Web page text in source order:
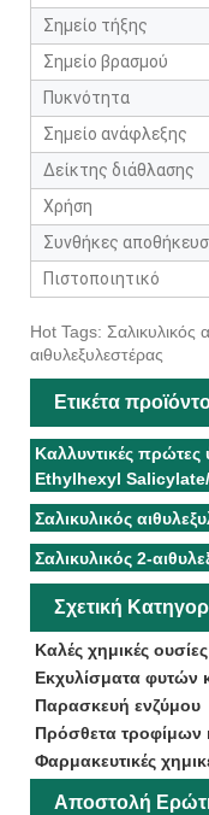
Σημείο τήξης
Σημείο βρασμού
Πυκνότητα
Σημείο ανάφλεξης
Δείκτης διάθλασης
Χρήση
Συνθήκες
Πιστοποιητικό
Hot Tags: Σαλικυλικός
αιθυλεξυλεστέρας
Ετικέτα
Καλλυντικές
Ethylhexyl
Σαλικυλικός
Σαλικυλικός 2-
Σχετική
Καλές χημικές ουσίες
Εκχυλίσματα φυτών
Παρασκευή ενζύμου
Πρόσθετα τροφίμων
Φαρμακευτικές
Αποστολή